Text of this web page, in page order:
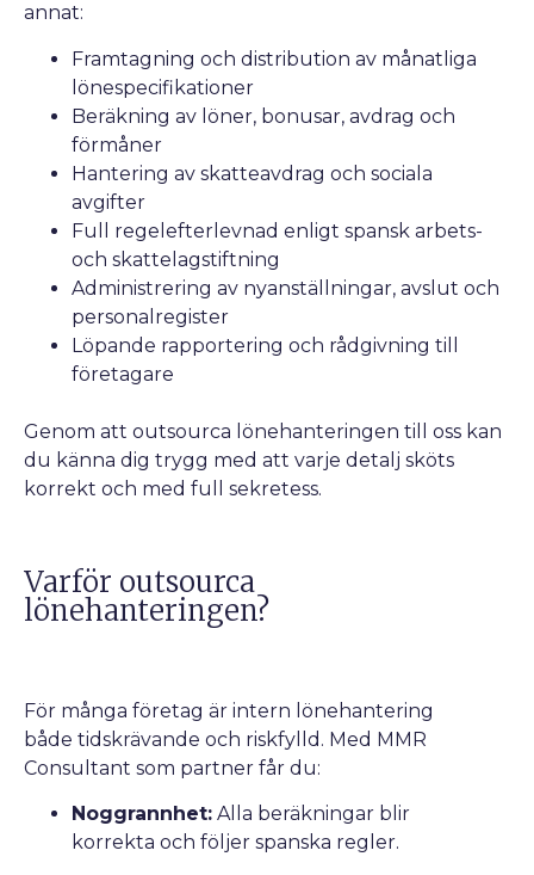
annat:
Framtagning och distribution av månatliga
lönespecifikationer
Beräkning av löner, bonusar, avdrag och
förmåner
Hantering av skatteavdrag och sociala
avgifter
Full regelefterlevnad enligt spansk arbets-
och skattelagstiftning
Administrering av nyanställningar, avslut och
personalregister
Löpande rapportering och rådgivning till
företagare
Genom att outsourca lönehanteringen till oss kan
du känna dig trygg med att varje detalj sköts
korrekt och med full sekretess.
Varför outsourca
lönehanteringen?
För många företag är intern lönehantering
både tidskrävande och riskfylld. Med MMR
Consultant som partner får du:
Noggrannhet: Alla beräkningar blir
korrekta och följer spanska regler.